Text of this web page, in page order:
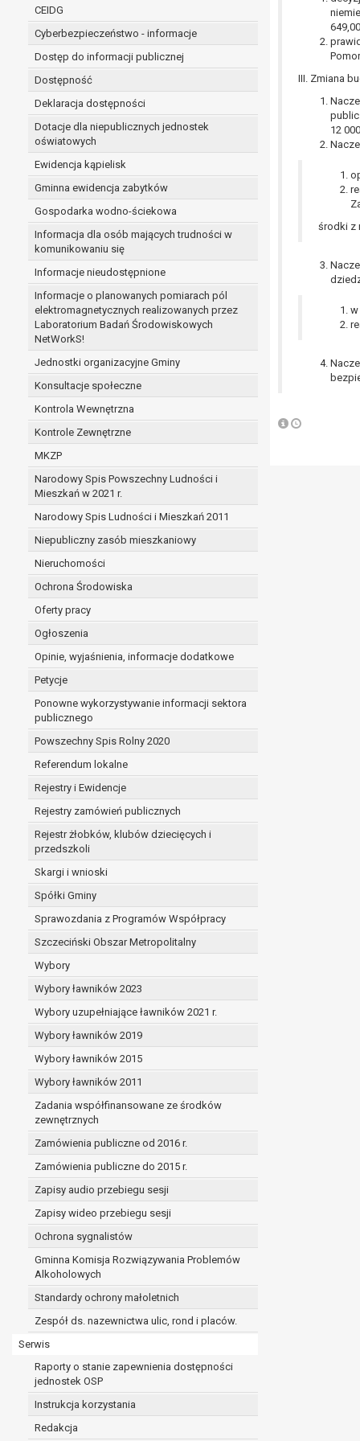
CEIDG
Cyberbezpieczeństwo - informacje
Dostęp do informacji publicznej
Dostępność
Deklaracja dostępności
Dotacje dla niepublicznych jednostek
oświatowych
Ewidencja kąpielisk
Gminna ewidencja zabytków
Gospodarka wodno-ściekowa
Informacja dla osób mających trudności w
komunikowaniu się
Informacje nieudostępnione
Informacje o planowanych pomiarach pól
elektromagnetycznych realizowanych przez
Laboratorium Badań Środowiskowych
NetWorkS!
Jednostki organizacyjne Gminy
Konsultacje społeczne
Kontrola Wewnętrzna
Kontrole Zewnętrzne
MKZP
Narodowy Spis Powszechny Ludności i
Mieszkań w 2021 r.
Narodowy Spis Ludności i Mieszkań 2011
Niepubliczny zasób mieszkaniowy
Nieruchomości
Ochrona Środowiska
Oferty pracy
Ogłoszenia
Opinie, wyjaśnienia, informacje dodatkowe
Petycje
Ponowne wykorzystywanie informacji sektora
publicznego
Powszechny Spis Rolny 2020
Referendum lokalne
Rejestry i Ewidencje
Rejestry zamówień publicznych
Rejestr żłobków, klubów dziecięcych i
przedszkoli
Skargi i wnioski
Spółki Gminy
Sprawozdania z Programów Współpracy
Szczeciński Obszar Metropolitalny
Wybory
Wybory ławników 2023
Wybory uzupełniające ławników 2021 r.
Wybory ławników 2019
Wybory ławników 2015
Wybory ławników 2011
Zadania współfinansowane ze środków
zewnętrznych
Zamówienia publiczne od 2016 r.
Zamówienia publiczne do 2015 r.
Zapisy audio przebiegu sesji
Zapisy wideo przebiegu sesji
Ochrona sygnalistów
Gminna Komisja Rozwiązywania Problemów
Alkoholowych
Standardy ochrony małoletnich
Zespół ds. nazewnictwa ulic, rond i placów.
Serwis
Raporty o stanie zapewnienia dostępności
jednostek OSP
Instrukcja korzystania
Redakcja
III. Zmiana
12
środki z
w
niezbędność przetwarzania do
administratorowi bądź
niezbędność przetwarzania do celów
Z przyczyn związanych z Pani/Pana
on istnienie ważnych prawnie uzasadnionych
ustalenia, dochodzenia lub obrony roszczeń.
W przypadku gdy przetwarzanie danych osobowych
prawo do cofnięcia tej zgody w dowolnym momencie.
Przysługuje Pani/Panu prawo wniesienia skargi do
Organem właściwym do wniesienia skargi jest Prezes
W zależności od sfery, w której przetwarzane są
Pani/Pana dane nie będą poddawane